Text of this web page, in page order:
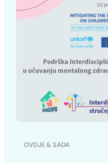
OVDJE & SADA